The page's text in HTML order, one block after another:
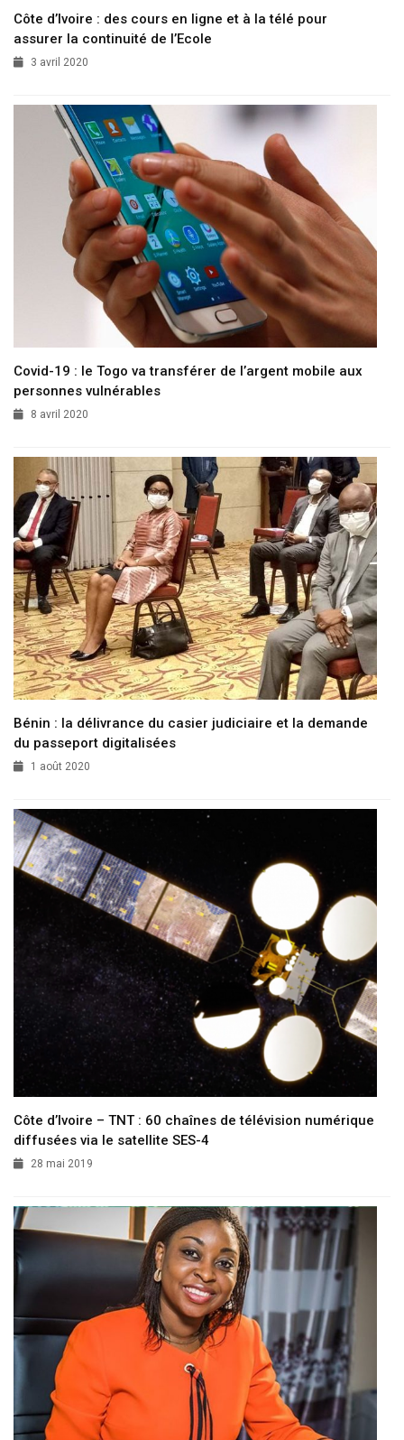
Côte d’Ivoire : des cours en ligne et à la télé pour
assurer la continuité de l’Ecole
3 avril 2020
Covid-19 : le Togo va transférer de l’argent mobile aux
personnes vulnérables
8 avril 2020
Bénin : la délivrance du casier judiciaire et la demande
du passeport digitalisées
1 août 2020
Côte d’Ivoire – TNT : 60 chaînes de télévision numérique
diffusées via le satellite SES-4
28 mai 2019